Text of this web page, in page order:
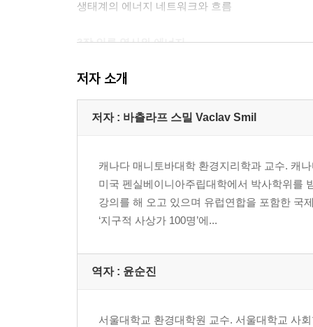
생태계의 에너지 네트워크와 흐름
3장 인류 역사와 에너지
사냥과 채집
전통적인 농업과 가축
바이오매스 연료: 열과 빛
4장 화석연료 문명
에너지와 환경
5장 일상생활과 에너지
저자 소개
저자 : 바츨라프 스밀 Vaclav Smil
캐나다 매니토바대학 환경지리학과 교수. 캐
미국 펜실베이니아주립대학에서 박사학위를
강의를 해 오고 있으며 유럽연합을 포함한 국
‘지구적 사상가 100명’에...
역자 : 윤순진
서울대학교 환경대학원 교수. 서울대학교 사